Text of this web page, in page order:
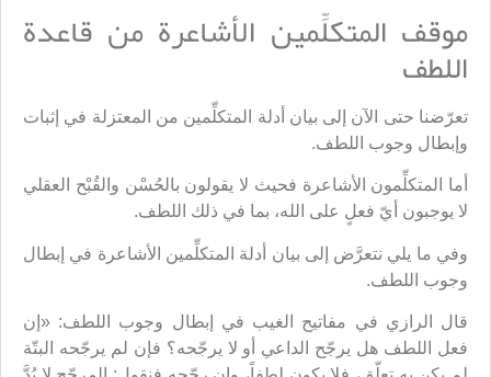
موقف المتكلِّمين الأشاعرة من قاعدة
اللطف
تعرّضنا حتى الآن إلى بيان أدلة المتكلِّمين من المعتزلة في إثبات
وإبطال وجوب اللطف.
أما المتكلِّمون الأشاعرة فحيث لا يقولون بالحُسْن والقُبْح العقلي
لا يوجبون أيّ فعلٍ على الله، بما في ذلك اللطف.
وفي ما يلي نتعرَّض إلى بيان أدلة المتكلِّمين الأشاعرة في إبطال
وجوب اللطف.
قال الرازي في مفاتيح الغيب في إبطال وجوب اللطف: «إن
فعل اللطف هل يرجّح الداعي أو لا يرجّحه؟ فإن لم يرجّحه البتّة